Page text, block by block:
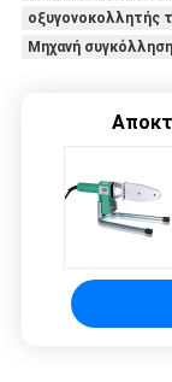
οξυγονοκολλητής
Μηχανή